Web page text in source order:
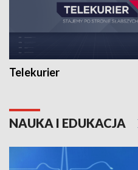
Telekurier
NAUKA I EDUKACJA